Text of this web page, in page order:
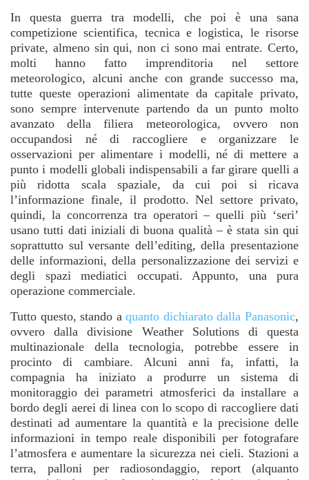
In questa guerra tra modelli, che poi è una sana
competizione scientifica, tecnica e logistica, le risorse
private, almeno sin qui, non ci sono mai entrate. Certo,
molti hanno fatto imprenditoria nel settore
meteorologico, alcuni anche con grande successo ma,
tutte queste operazioni alimentate da capitale privato,
sono sempre intervenute partendo da un punto molto
avanzato della filiera meteorologica, ovvero non
occupandosi né di raccogliere e organizzare le
osservazioni per alimentare i modelli, né di mettere a
punto i modelli globali indispensabili a far girare quelli a
più ridotta scala spaziale, da cui poi si ricava
l’informazione finale, il prodotto. Nel settore privato,
quindi, la concorrenza tra operatori – quelli più ‘seri’
usano tutti dati iniziali di buona qualità – è stata sin qui
soprattutto sul versante dell’editing, della presentazione
delle informazioni, della personalizzazione dei servizi e
degli spazi mediatici occupati. Appunto, una pura
operazione commerciale.
Tutto questo, stando aquanto dichiarato dalla Panasonic,
ovvero dalla divisione Weather Solutions di questa
multinazionale della tecnologia, potrebbe essere in
procinto di cambiare. Alcuni anni fa, infatti, la
compagnia ha iniziato a produrre un sistema di
monitoraggio dei parametri atmosferici da installare a
bordo degli aerei di linea con lo scopo di raccogliere dati
destinati ad aumentare la quantità e la precisione delle
informazioni in tempo reale disponibili per fotografare
l’atmosfera e aumentare la sicurezza nei cieli. Stazioni a
terra, palloni per radiosondaggio, report (alquanto